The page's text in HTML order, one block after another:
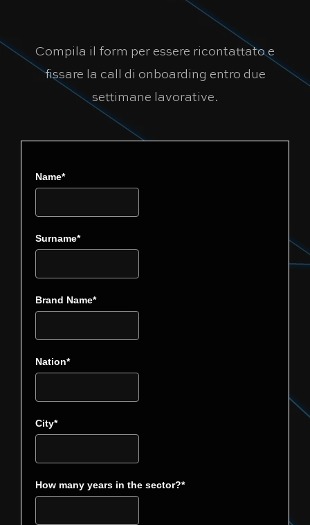
Compila il form per essere ricontattato e
fissare la call di onboarding entro due
settimane lavorative.
Name*
Surname*
Brand Name*
Nation*
City*
How many years in the sector?*